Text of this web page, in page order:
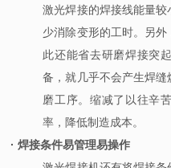
激光焊接的焊接线能量
少消除变形的工时。另
此还能省去研磨焊接突
备，就几乎不会产生焊
磨工序。缩减了以往辛
率，降低制造成本。
· 焊接条件易管理易操作